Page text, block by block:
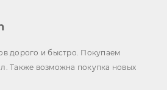
дорого и быстро. Покупаем
Также возможна покупка новых